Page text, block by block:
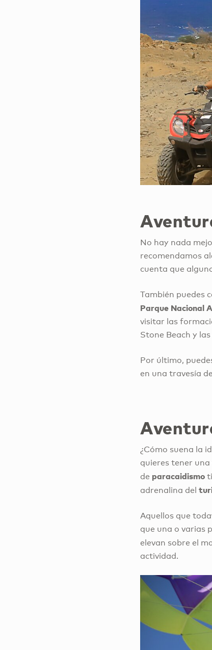
No hay nada
recomendamos
cuenta que
También puedes
Parque Nacional
visitar las
Stone Beach y
Por último,
en una travesía
¿Cómo suena la
quieres tener una
de paracaidismo
adrenalina del
Aquellos que
que una o varias
elevan sobre el
actividad.